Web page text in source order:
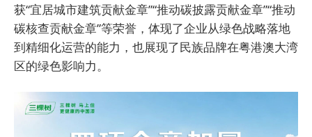
获“宜居城市建筑贡献金章”“推动碳披露贡献金章”“推动
碳核查贡献金章”等荣誉，体现了企业从绿色战略落地
到精细化运营的能力，也展现了民族品牌在粤港澳大湾
区的绿色影响力。